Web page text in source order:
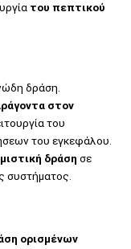
του πεπτικού
δράση.
στον
του
του εγκεφάλου.
δράση σε
συστήματος.
ορισμένων